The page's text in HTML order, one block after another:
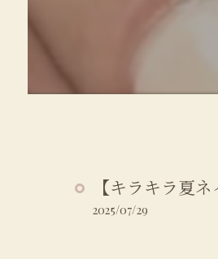
【キラキラ夏
2025/07/29